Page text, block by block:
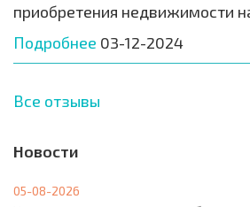
приобретения недвижимости
Подробнее 03-12-2024
Все отзывы
Новости
05-08-2026